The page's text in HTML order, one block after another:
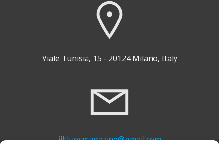
Viale Tunisia, 15 - 20124 Milano, Italy
ilbluesmagazine@gmail.com